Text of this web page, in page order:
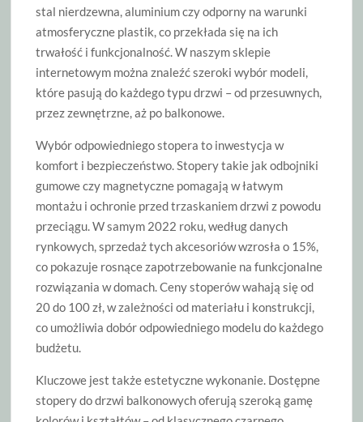
stal nierdzewna, aluminium czy odporny na warunki
atmosferyczne plastik, co przekłada się na ich
trwałość i funkcjonalność. W naszym sklepie
internetowym można znaleźć szeroki wybór modeli,
które pasują do każdego typu drzwi – od przesuwnych,
przez zewnętrzne, aż po balkonowe.
Wybór odpowiedniego stopera to inwestycja w
komfort i bezpieczeństwo. Stopery takie jak odbojniki
gumowe czy magnetyczne pomagają w łatwym
montażu i ochronie przed trzaskaniem drzwi z powodu
przeciągu. W samym 2022 roku, według danych
rynkowych, sprzedaż tych akcesoriów wzrosła o 15%,
co pokazuje rosnące zapotrzebowanie na funkcjonalne
rozwiązania w domach. Ceny stoperów wahają się od
20 do 100 zł, w zależności od materiału i konstrukcji,
co umożliwia dobór odpowiedniego modelu do każdego
budżetu.
Kluczowe jest także estetyczne wykonanie. Dostępne
stopery do drzwi balkonowych oferują szeroką gamę